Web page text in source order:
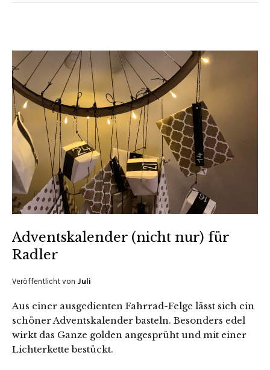
Adventskalender (nicht nur) für
Radler
Veröffentlicht von Juli
Aus einer ausgedienten Fahrrad-Felge lässt sich ein
schöner Adventskalender basteln. Besonders edel
wirkt das Ganze golden angesprüht und mit einer
Lichterkette bestückt.